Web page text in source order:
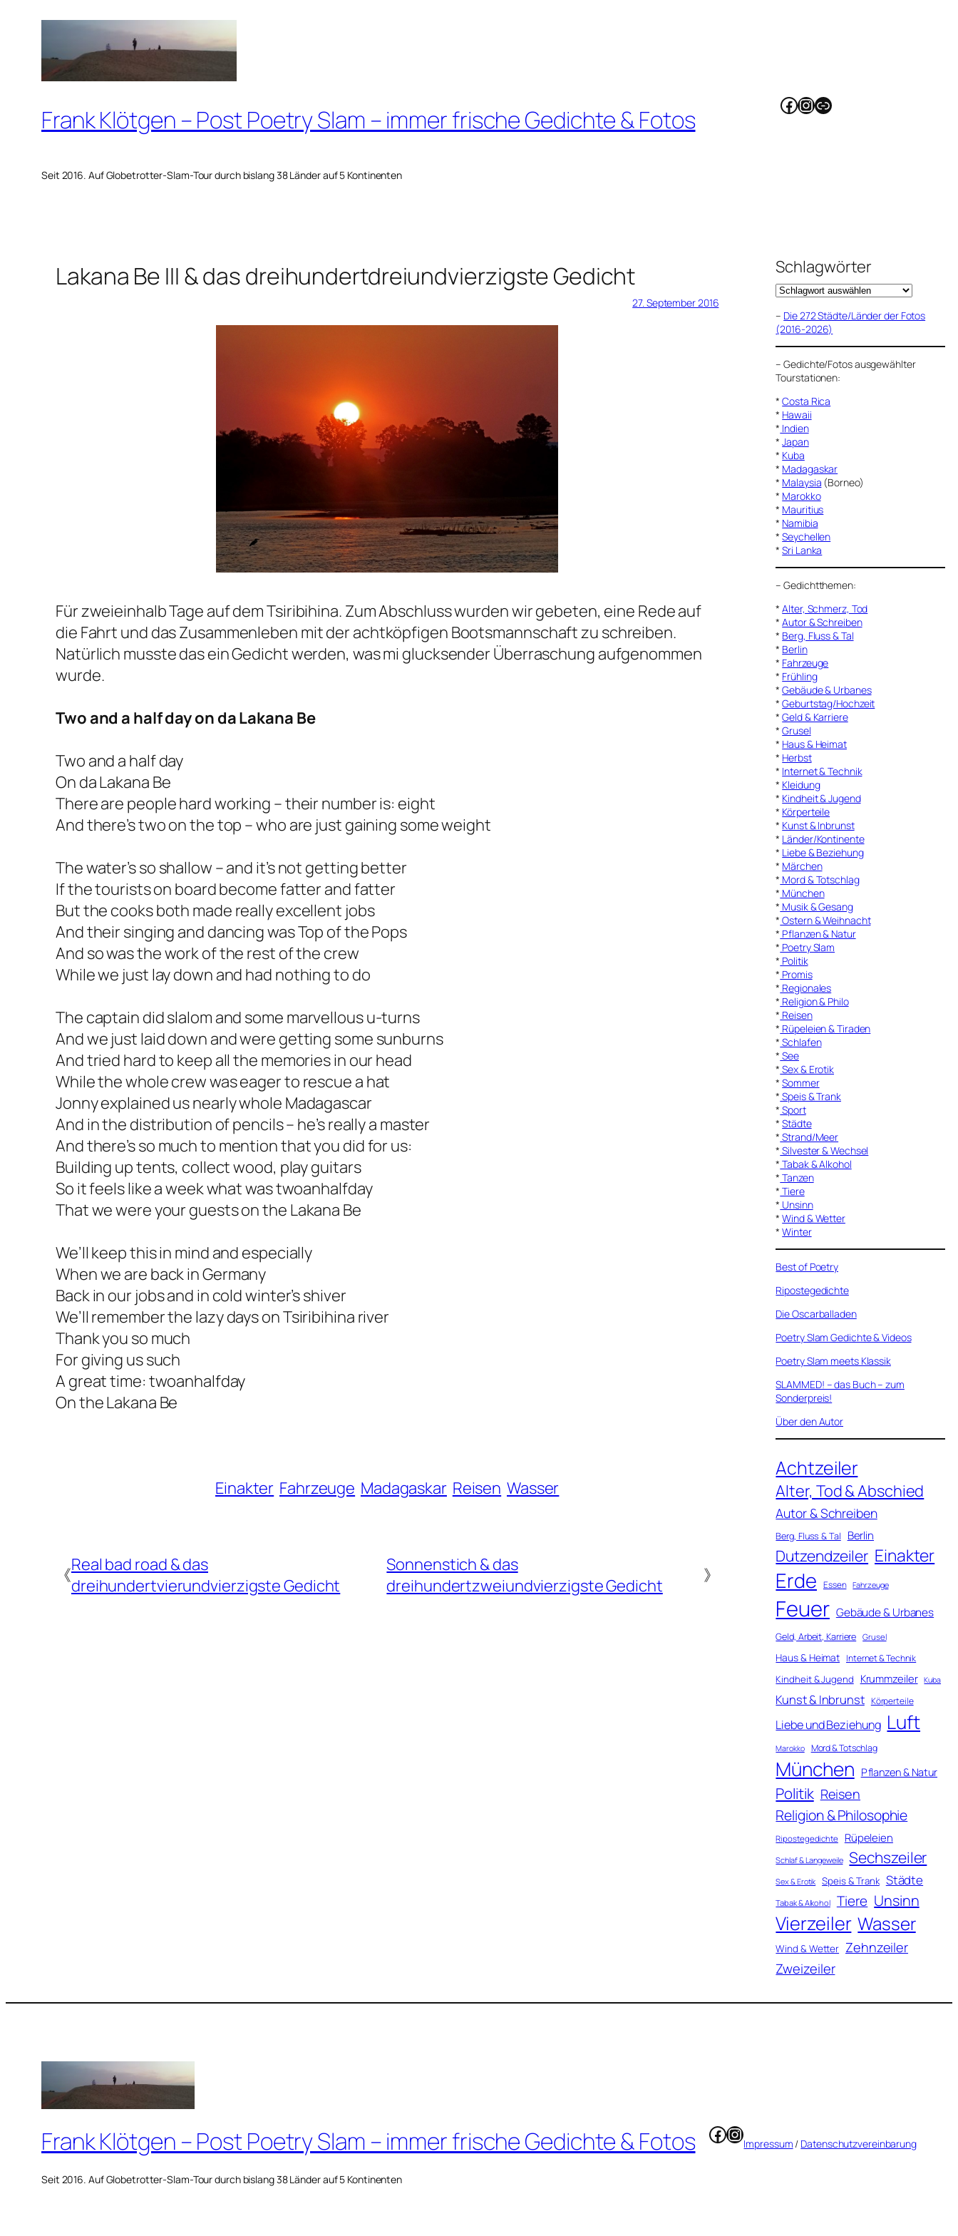
springen
Frank Klötgen – Post Poetry Slam – immer frische Gedichte & Fotos
Seit 2016. Auf Globetrotter-Slam-Tour durch bislang 38 Länder auf 5 Kontinenten
Facebook
Instagram
Link
Lakana Be III & das dreihundertdreiundvierzigste Gedicht
27. September 2016
Für zweieinhalb Tage auf dem Tsiribihina. Zum Abschluss wurden wir gebeten, eine Rede auf
die Fahrt und das Zusammenleben mit der achtköpfigen Bootsmannschaft zu schreiben.
Natürlich musste das ein Gedicht werden, was mi glucksender Überraschung aufgenommen
wurde.
Two and a half day on da Lakana Be
Two and a half day
On da Lakana Be
There are people hard working – their number is: eight
And there’s two on the top – who are just gaining some weight
The water’s so shallow – and it’s not getting better
If the tourists on board become fatter and fatter
But the cooks both made really excellent jobs
And their singing and dancing was Top of the Pops
And so was the work of the rest of the crew
While we just lay down and had nothing to do
The captain did slalom and some marvellous u-turns
And we just laid down and were getting some sunburns
And tried hard to keep all the memories in our head
While the whole crew was eager to rescue a hat
Jonny explained us nearly whole Madagascar
And in the distribution of pencils – he’s really a master
And there’s so much to mention that you did for us:
Building up tents, collect wood, play guitars
So it feels like a week what was twoanhalfday
That we were your guests on the Lakana Be
We’ll keep this in mind and especially
When we are back in Germany
Back in our jobs and in cold winter’s shiver
We’ll remember the lazy days on Tsiribihina river
Thank you so much
For giving us such
A great time: twoanhalfday
On the Lakana Be
Einakter Fahrzeuge Madagaskar Reisen Wasser
《Real bad road & das
dreihundertvierundvierzigste Gedicht
Sonnenstich & das
dreihundertzweiundvierzigste Gedicht
》
Schlagwörter
– Die 272 Städte/Länder der Fotos
(2016-2026)
–Gedichte/Fotos ausgewählter
Tourstationen:
*Costa Rica
* Hawaii
* Indien
*Japan
* Kuba
* Madagaskar
* Malaysia (Borneo)
* Marokko
* Mauritius
* Namibia
*Seychellen
*Sri Lanka
–Gedichtthemen:
*Alter, Schmerz, Tod
*Autor & Schreiben
* Berg, Fluss & Tal
* Berlin
* Fahrzeuge
* Frühling
*Gebäude & Urbanes
*Geburtstag/Hochzeit
*Geld & Karriere
*Grusel
* Haus & Heimat
* Herbst
* Internet & Technik
* Kleidung
* Kindheit & Jugend
* Körperteile
* Kunst & Inbrunst
* Länder/Kontinente
* Liebe & Beziehung
* Märchen
* Mord & Totschlag
* München
* Musik & Gesang
* Ostern & Weihnacht
* Pflanzen & Natur
* Poetry Slam
* Politik
* Promis
* Regionales
* Religion & Philo
* Reisen
* Rüpeleien & Tiraden
* Schlafen
* See
* Sex & Erotik
*Sommer
* Speis & Trank
* Sport
*Städte
* Strand/Meer
* Silvester & Wechsel
* Tabak & Alkohol
* Tanzen
* Tiere
* Unsinn
*Wind & Wetter
*Winter
Best of Poetry
Ripostegedichte
Die Oscarballaden
Poetry Slam Gedichte & Videos
Poetry Slam meets Klassik
SLAMMED! – das Buch – zum
Sonderpreis!
Über den Autor
Achtzeiler
Alter, Tod & Abschied
Autor & Schreiben
Berg, Fluss & Tal Berlin
Dutzendzeiler Einakter
Erde Essen Fahrzeuge
Feuer Gebäude & Urbanes
Geld, Arbeit, Karriere Grusel
Haus & Heimat Internet & Technik
Kindheit & Jugend Krummzeiler Kuba
Kunst & Inbrunst Körperteile
Liebe und Beziehung Luft
Marokko Mord & Totschlag
München Pflanzen & Natur
Politik Reisen
Religion & Philosophie
Ripostegedichte Rüpeleien
Schlaf & Langeweile Sechszeiler
Sex & Erotik Speis & Trank Städte
Tabak & Alkohol Tiere Unsinn
Vierzeiler Wasser
Wind & Wetter Zehnzeiler
Zweizeiler
Frank Klötgen – Post Poetry Slam – immer frische Gedichte & Fotos
Seit 2016. Auf Globetrotter-Slam-Tour durch bislang 38 Länder auf 5 Kontinenten
Facebook
Instagram
Impressum / Datenschutzvereinbarung